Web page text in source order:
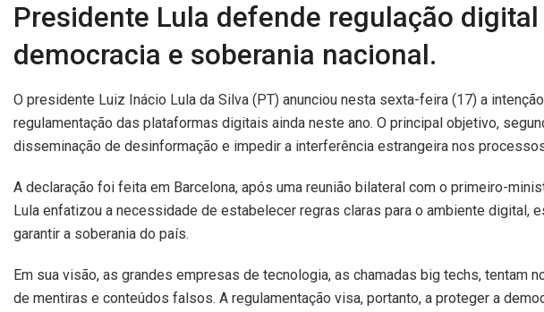
Presidente Lula defende regulação
democracia e soberania nacional.
O presidente Luiz Inácio Lula da Silva (PT) anunciou nesta sexta-feira (17) a
regulamentação das plataformas digitais ainda neste ano. O principal objetivo,
disseminação de desinformação e impedir a interferência estrangeira nos
A declaração foi feita em Barcelona, após uma reunião bilateral com o primeiro-
Lula enfatizou a necessidade de estabelecer regras claras para o ambiente digital,
garantir a soberania do país.
Em sua visão, as grandes empresas de tecnologia, as chamadas big techs, tentam
de mentiras e conteúdos falsos. A regulamentação visa, portanto, a proteger a